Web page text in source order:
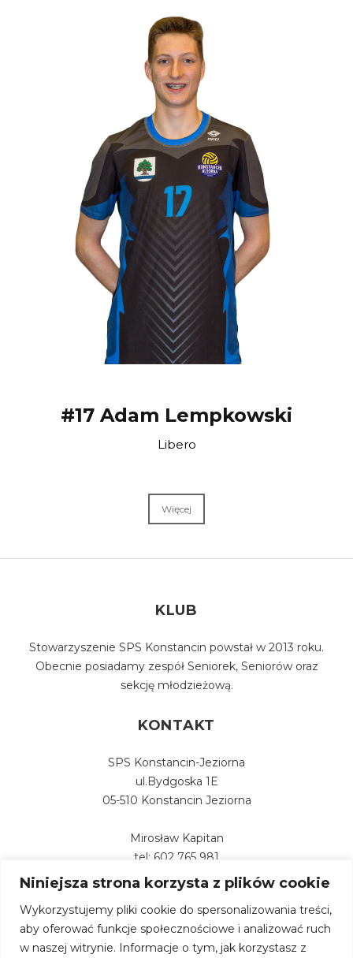
Niniejsza strona korzysta z plików cookie
Wykorzystujemy pliki cookie do spersonalizowania treści,
aby oferować funkcje społecznościowe i analizować ruch
w naszej witrynie. Informacje o tym, jak korzystasz z
#17 Adam Lempkowski
Libero
Więcej
KLUB
Stowarzyszenie SPS Konstancin powstał w 2013 roku.
Obecnie posiadamy zespół Seniorek, Seniorów oraz
sekcję młodzieżową.
KONTAKT
SPS Konstancin-Jeziorna
ul.Bydgoska 1E
05-510 Konstancin Jeziorna
Mirosław Kapitan
tel: 602 765 981